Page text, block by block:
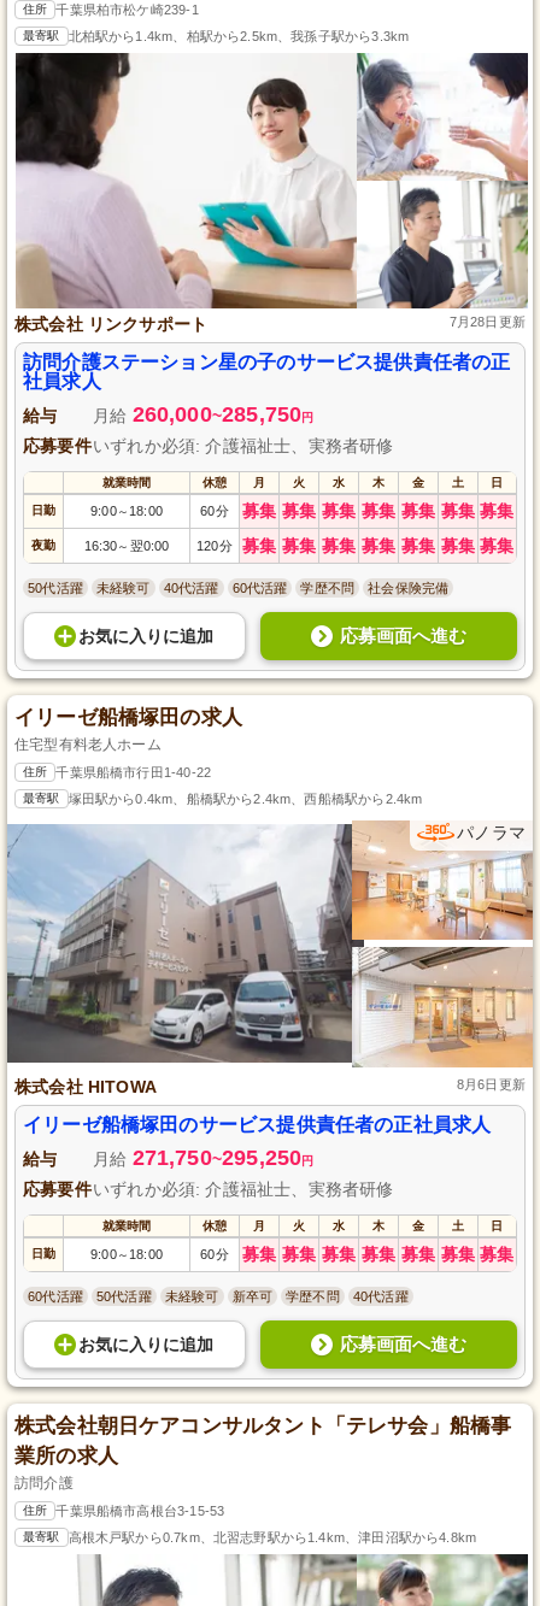
住所 千葉県柏市松ケ崎239-1
最寄駅 北柏駅から1.4km、柏駅から2.5km、我孫子駅から3.3km
株式会社 リンクサポート 7月28日更新
訪問介護ステーション星の子のサービス提供責任者の正
社員求人
給与 月給 260,000~285,750円
応募要件いずれか必須: 介護福祉士、実務者研修
就業時間 休憩 月 火 水 木 金 土 日
日勤 9:00～ 18:00 60分 募集 募集 募集 募集 募集 募集 募集
夜勤 16:30～ 翌0:00 120分 募集 募集 募集 募集 募集 募集 募集
50代活躍 未経験可 40代活躍 60代活躍 学歴不問 社会保険完備
お気に入り に追加 応募画面へ進む
イリーゼ船橋塚田の求人
住宅型有料老人ホーム
住所 千葉県船橋市行田1-40-22
最寄駅 塚田駅から0.4km、船橋駅から2.4km、西船橋駅から2.4km
パノラマ
株式会社 HITOWA 8月6日更新
イリーゼ船橋塚田のサービス提供責任者の正社員求人
給与 月給 271,750~295,250円
応募要件いずれか必須: 介護福祉士、実務者研修
就業時間 休憩 月 火 水 木 金 土 日
日勤 9:00～ 18:00 60分 募集 募集 募集 募集 募集 募集 募集
60代活躍 50代活躍 未経験可 新卒可 学歴不問 40代活躍
お気に入り に追加 応募画面へ進む
株式会社朝日ケアコンサルタント「テレサ会」船橋事
業所の求人
訪問介護
住所 千葉県船橋市高根台3-15-53
最寄駅 高根木戸駅から0.7km、北習志野駅から1.4km、津田沼駅から4.8km